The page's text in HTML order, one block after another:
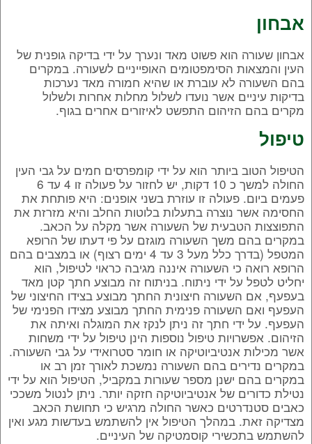
אבחון
אבחון שעורה הוא פשוט מאד ונערך על ידי בדיקה גופנית של
העין והמצאות הסימפטומים האופייניים לשעורה. במקרים
בהם השעורה לא עוברת או שהיא חמורה מאד נערכות
בדיקות עיניים אשר נועדו לשלול מחלות אחרות ולשלול
מקרים בהם הזיהום התפשט לאיזורים אחרים בגוף.
טיפול
הטיפול הטוב ביותר הוא על ידי קומפרסים חמים על גבי העין
החולה למשך כ 10 דקות, יש לחזור על פעולה זו 4 עד 6
פעמים ביום. פעולה זו עוזרת בשני אופנים: היא פותחת את
החסימה אשר נוצרה בתעלות בלוטות החלב והיא מזרזת את
התפוצצות הטבעית של השעורה אשר מקלה על הכאב.
במקרים בהם משך השעורה מוגזם על פי דעתו של הרופא
המטפל (בדרך כלל מעל 3 עד 4 ימים רצוף) או במצבים בהם
הרופא רואה כי השעורה איננה מגיבה כראוי לטיפול, הוא
יחליט לטפל על ידי ניתוח. בניתוח זה מבוצע חתך קטן מאד
בעפעף, אם השעורה חיצונית החתך מבוצע בצידו החיצוני של
העפעף ואם השעורה פנימית החתך מבוצע מצידו הפנימי של
העפעף. על ידי חתך זה ניתן לנקז את המוגלה ואיתה את
הזיהום. אפשרויות טיפול נוספות הינן טיפול על ידי משחות
אשר מכילות אנטיביוטיקה או חומר סטרואידי על גבי השעורה.
במקרים נדירים בהם השעורה נמשכת לאורך זמן רב או
במקרים בהם ישנן מספר שעורות במקביל, הטיפול הוא על ידי
נטילת כדורים של אנטיביוטיקה חזקה יותר. ניתן לנטול משככי
כאבים סטנדרטים כאשר החולה מרגיש כי תחושת הכאב
מצדיקה זאת. במהלך הטיפול אין להשתמש בעדשות מגע ואין
להשתמש בתכשירי קוסמטיקה של העיניים.